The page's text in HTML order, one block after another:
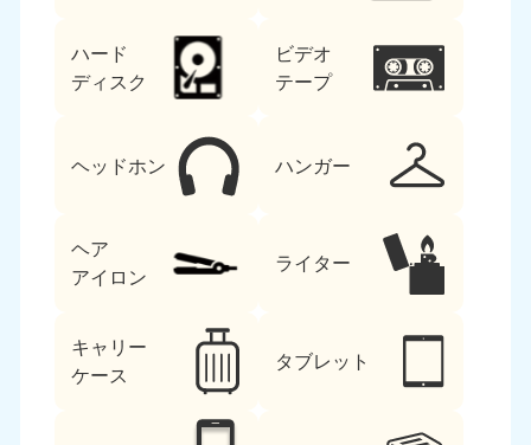
ハード
ディスク
ビデオ
テープ
ヘッドホン ハンガー
ヘア
アイロン
ライター
キャリー
ケース
タブレット